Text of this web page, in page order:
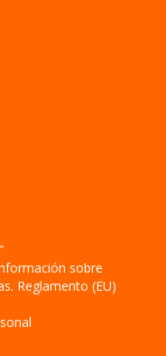
sobre
Reglamento (EU)